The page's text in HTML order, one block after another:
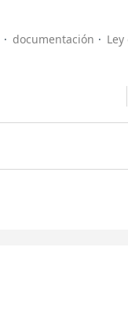
documentación